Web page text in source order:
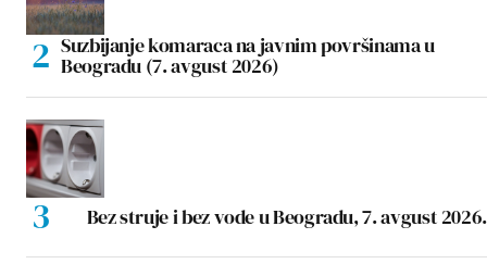
Suzbijanje komaraca na javnim površinama u
Beogradu (7. avgust 2026)
Bez struje i bez vode u Beogradu, 7. avgust 2026.